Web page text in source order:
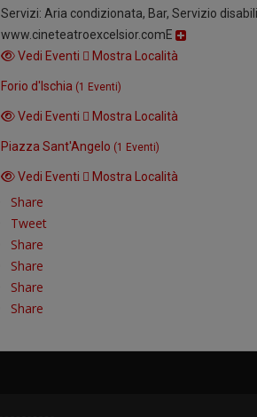
Servizi: Aria condizionata, Bar, Servizio
www.cineteatroexcelsior.comE
Vedi Eventi
Mostra Località
Forio d'Ischia (1 Eventi)
Vedi Eventi Mostra Località
Piazza Sant'Angelo (1 Eventi)
Vedi Eventi Mostra Località
Share
Tweet
Share
Share
Share
Share